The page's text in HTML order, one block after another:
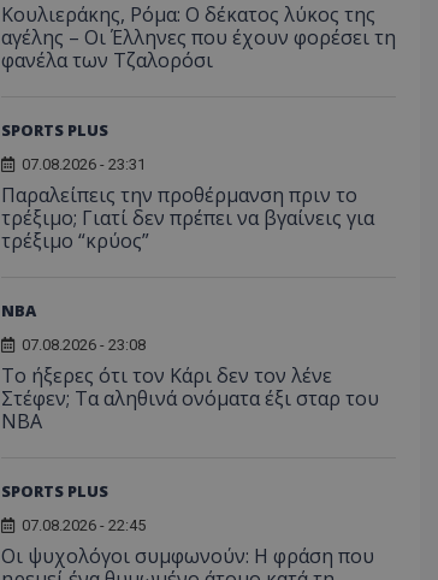
Κουλιεράκης, Ρόμα: Ο δέκατος λύκος της
αγέλης – Οι Έλληνες που έχουν φορέσει τη
φανέλα των Τζαλορόσι
SPORTS PLUS
07.08.2026 - 23:31
Παραλείπεις την προθέρμανση πριν το
τρέξιμο; Γιατί δεν πρέπει να βγαίνεις για
τρέξιμο “κρύος”
NBA
07.08.2026 - 23:08
Το ήξερες ότι τον Κάρι δεν τον λένε
Στέφεν; Τα αληθινά ονόματα έξι σταρ του
NBA
SPORTS PLUS
07.08.2026 - 22:45
Οι ψυχολόγοι συμφωνούν: Η φράση που